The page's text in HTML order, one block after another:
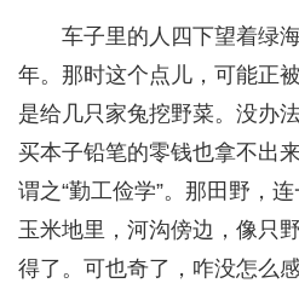
车子里的人四下望着绿
年。那时这个点儿，可能正
是给几只家兔挖野菜。没办
买本子铅笔的零钱也拿不出
谓之“勤工俭学”。那田野，
玉米地里，河沟傍边，像只
得了。可也奇了，咋没怎么